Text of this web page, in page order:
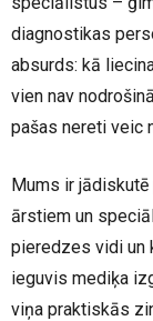
diagnostikas
absurds: kā
vien nav
pašas nereti veic
Mums ir
ārstiem un
pieredzes vidi un
ieguvis mediķa
viņa praktiskās